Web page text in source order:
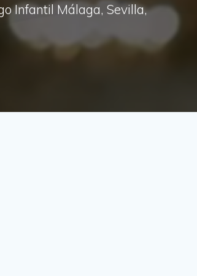
Infantil Málaga, Sevilla,